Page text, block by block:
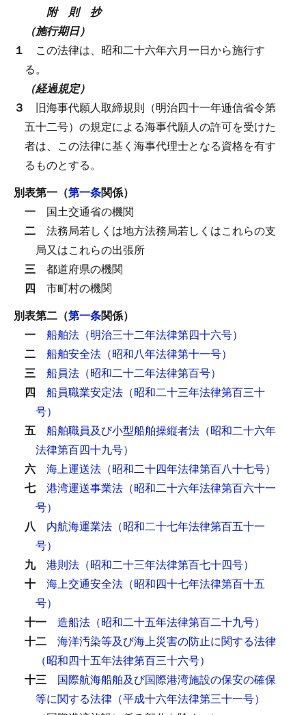
附 則 抄
（施行期日）
１ この法律は、昭和二十六年六月一日から施行す
る。
（経過規定）
３ 旧海事代願人取締規則（明治四十一年逓信省令第
五十二号）の規定による海事代願人の許可を受けた
者は、この法律に基く海事代理士となる資格を有す
るものとする。
別表第一（第一条関係）
一 国土交通省の機関
二 法務局若しくは地方法務局若しくはこれらの支
局又はこれらの出張所
三 都道府県の機関
四 市町村の機関
別表第二（第一条関係）
一 船舶法（明治三十二年法律第四十六号）
二 船舶安全法（昭和八年法律第十一号）
三 船員法（昭和二十二年法律第百号）
四 船員職業安定法（昭和二十三年法律第百三十
号）
五 船舶職員及び小型船舶操縦者法（昭和二十六年
法律第百四十九号）
六 海上運送法（昭和二十四年法律第百八十七号）
七 港湾運送事業法（昭和二十六年法律第百六十一
号）
八 内航海運業法（昭和二十七年法律第百五十一
号）
九 港則法（昭和二十三年法律第百七十四号）
十 海上交通安全法（昭和四十七年法律第百十五
号）
十一 造船法（昭和二十五年法律第百二十九号）
十二 海洋汚染等及び海上災害の防止に関する法律
（昭和四十五年法律第百三十六号）
十三 国際航海船舶及び国際港湾施設の保安の確保
等に関する法律（平成十六年法律第三十一号）